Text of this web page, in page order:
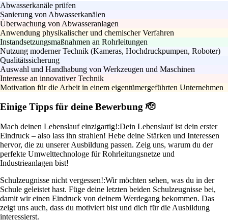
Abwasserkanäle prüfen
Sanierung von Abwasserkanälen
Überwachung von Abwasseranlagen
Anwendung physikalischer und chemischer Verfahren
Instandsetzungsmaßnahmen an Rohrleitungen
Nutzung moderner Technik (Kameras, Hochdruckpumpen, Roboter)
Qualitätssicherung
Auswahl und Handhabung von Werkzeugen und Maschinen
Interesse an innovativer Technik
Motivation für die Arbeit in einem eigentümergeführten Unternehmen
Einige Tipps für deine Bewerbung 🫡
Mach deinen Lebenslauf einzigartig!:Dein Lebenslauf ist dein erster
Eindruck – also lass ihn strahlen! Hebe deine Stärken und Interessen
hervor, die zu unserer Ausbildung passen. Zeig uns, warum du der
perfekte Umwelttechnologe für Rohrleitungsnetze und
Industrieanlagen bist!
Schulzeugnisse nicht vergessen!:Wir möchten sehen, was du in der
Schule geleistet hast. Füge deine letzten beiden Schulzeugnisse bei,
damit wir einen Eindruck von deinem Werdegang bekommen. Das
zeigt uns auch, dass du motiviert bist und dich für die Ausbildung
interessierst.